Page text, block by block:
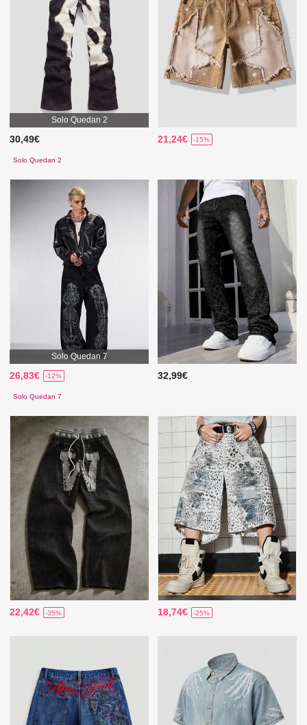
Solo Quedan 2
30,49€
Solo Quedan 2
21,24€ -15%
Solo Quedan 7
26,83€ -12%
Solo Quedan 7
32,99€
22,42€ -35% 18,74€ -25%